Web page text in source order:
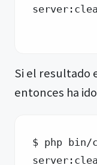
Si el resultado
entonces ha
$ php bin/